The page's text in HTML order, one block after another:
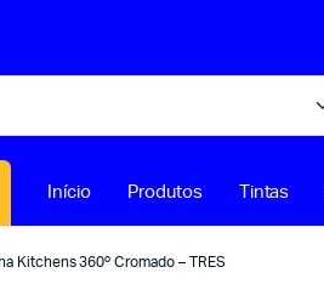
Início Produtos Tintas
Kitchens 360º Cromado – TRES